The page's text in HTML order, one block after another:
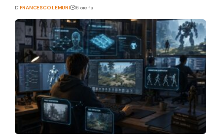
DiFRANCESCO LEMURI 16 ore fa